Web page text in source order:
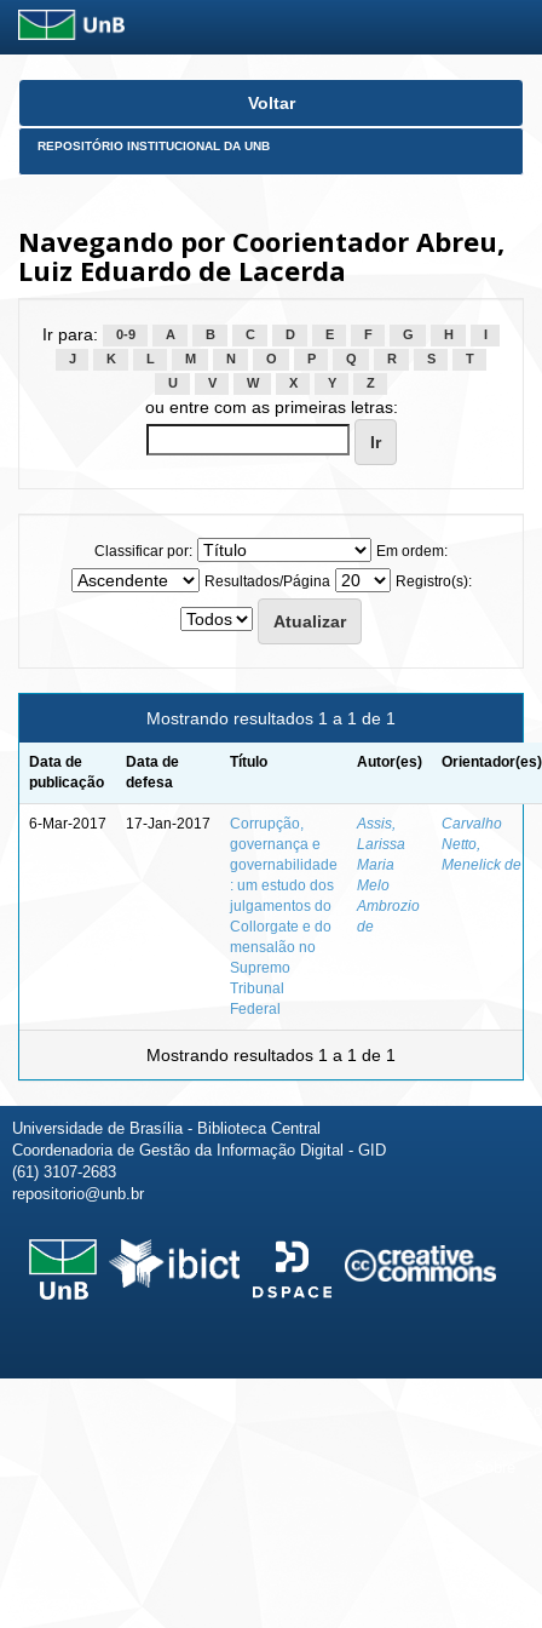
Skip
Voltar
REPOSITÓRIO INSTITUCIONAL DA UNB
Navegando por Coorientador Abreu,
Luiz Eduardo de Lacerda
Ir para: 0-9 A B C D E F G H
J
K L M N O P Q R S
T
U
V W X Y Z
ou entre com as primeiras letras:
Classificar por:
Em ordem:
Resultados/Página
Registro(s):
Mostrando resultados 1 a 1 de 1
Data de
publicação
Data de
defesa
Título Autor(es) Orientador(es)
6-Mar-2017 17-Jan-2017
Corrupção,
governança e
governabilidade
: um estudo dos
julgamentos do
Collorgate e do
mensalão no
Supremo
Tribunal
Federal
Assis,
Larissa
Maria
Melo
Ambrozio
de
Carvalho
Netto,
Menelick de
Mostrando resultados 1 a 1 de 1
Universidade de Brasília - Biblioteca Central
Coordenadoria de Gestão da Informação Digital - GID
(61) 3107-2683
repositorio@unb.br